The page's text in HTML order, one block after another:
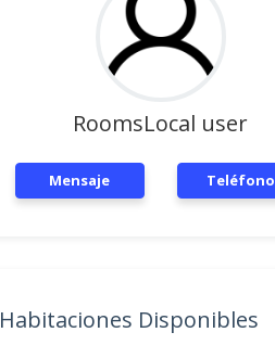
RoomsLocal user
Mensaje Teléfono
Habitaciones Disponibles